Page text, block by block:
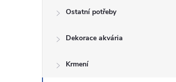
Ostatní potřeby
Dekorace akvária
Krmení